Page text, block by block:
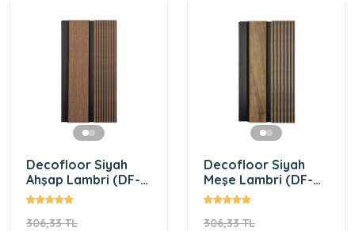
Decofloor Siyah
Ahşap Lambri (DF-
1202-01)
306,33 TL
Decofloor Siyah
Meşe Lambri (DF-
1202-02)
306,33 TL